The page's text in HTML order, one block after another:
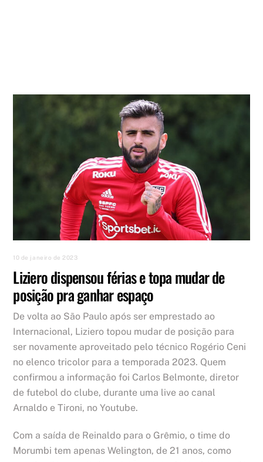
10 de janeiro de 2023
Liziero dispensou férias e topa mudar de
posição pra ganhar espaço
De volta ao São Paulo após ser emprestado ao
Internacional, Liziero topou mudar de posição para
ser novamente aproveitado pelo técnico Rogério Ceni
no elenco tricolor para a temporada 2023. Quem
confirmou a informação foi Carlos Belmonte, diretor
de futebol do clube, durante uma live ao canal
Arnaldo e Tironi, no Youtube.
Com a saída de Reinaldo para o Grêmio, o time do
Morumbi tem apenas Welington, de 21 anos, como